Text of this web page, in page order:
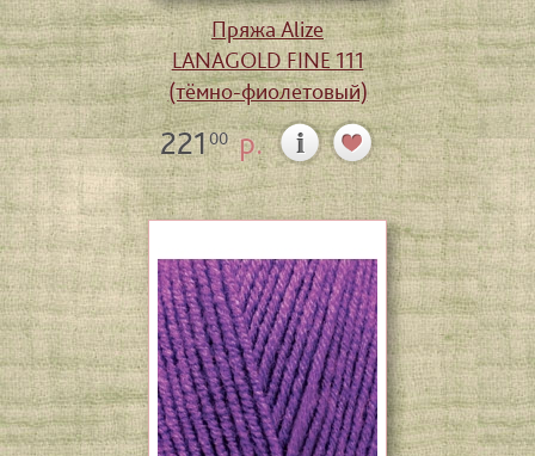
Пряжа Alize
LANAGOLD FINE 111
(тёмно-фиолетовый)
22100р.